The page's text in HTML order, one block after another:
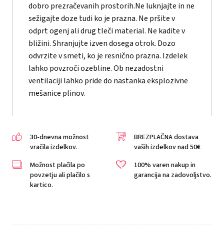
dobro prezračevanih prostorih.Ne luknjajte in ne
sežigajte doze tudi ko je prazna. Ne pršite v
odprt ogenj ali drug tleči material. Ne kadite v
bližini. Shranjujte izven dosega otrok. Dozo
odvrzite v smeti, ko je resnično prazna. Izdelek
lahko povzroči ozebline. Ob nezadostni
ventilaciji lahko pride do nastanka eksplozivne
mešanice plinov.
30-dnevna možnost
vračila izdelkov.
BREZPLAČNA dostava
vaših izdelkov nad 50€
Možnost plačila po
povzetju ali plačilo s
kartico.
100% varen nakup in
garancija na zadovoljstvo.